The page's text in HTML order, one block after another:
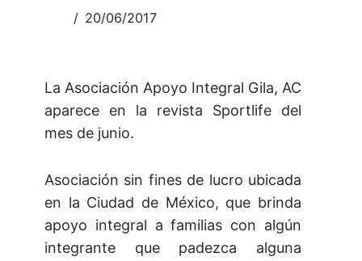
20/06/2017
La Asociación Apoyo Integral Gila, AC
aparece en la revista Sportlife del
mes de junio.
Asociación sin fines de lucro ubicada
en la Ciudad de México, que brinda
apoyo integral a familias con algún
integrante que padezca alguna